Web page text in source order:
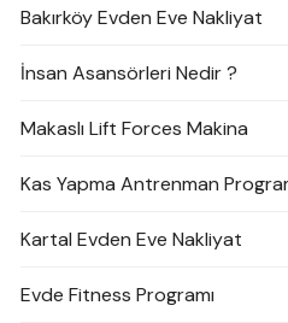
Bakırköy Evden Eve Nakliyat
İnsan Asansörleri Nedir ?
Makaslı Lift Forces Makina
Kas Yapma Antrenman
Kartal Evden Eve Nakliyat
Evde Fitness Programı